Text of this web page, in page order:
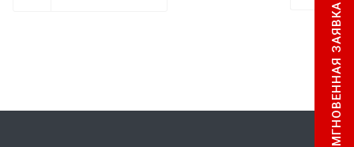
МГНОВЕННАЯ ЗАЯВКА